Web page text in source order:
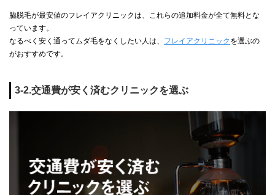
脇脱毛が最安値のフレイアクリニックは、これらの追加料金が全て無料とな
っています。
なるべく安く通ってムダ毛をなくしたい人は、 フレイアクリニック を選ぶの
がおすすめです。
3-2.交通費が安く済むクリニックを選ぶ